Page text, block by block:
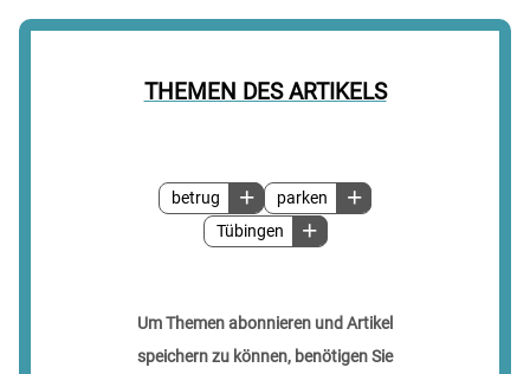
THEMEN DES ARTIKELS
betrug
parken
Tübingen
Um Themen abonnieren und Artikel
speichern zu können, benötigen Sie